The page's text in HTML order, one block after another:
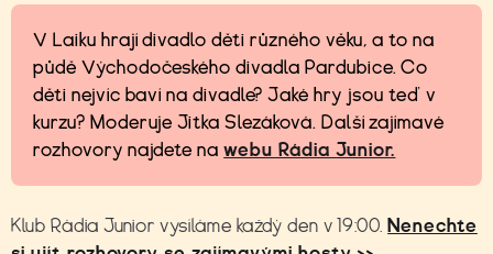
V Laiku hrají divadlo děti různého věku, a to na
půdě Východočeského divadla Pardubice. Co
děti nejvíc baví na divadle? Jaké hry jsou teď v
kurzu? Moderuje Jitka Slezáková. Další zajímavé
rozhovory najdete nawebu Rádia Junior.
Klub Rádia Junior vysíláme každý den v 19:00.Nenechte